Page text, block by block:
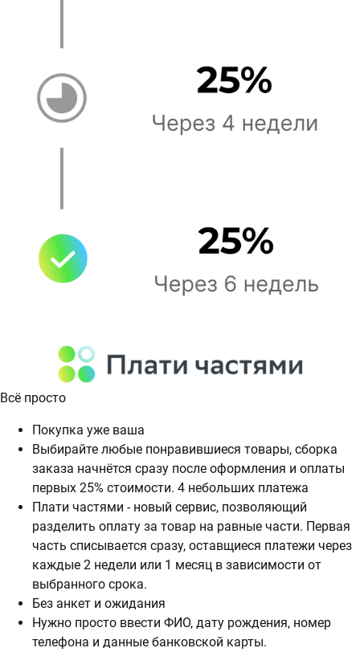
Всё просто
Покупка уже ваша
Выбирайте любые понравившиеся товары, сборка
заказа начнётся сразу после оформления и оплаты
первых 25% стоимости. 4 небольших платежа
Плати частями - новый сервис, позволяющий
разделить оплату за товар на равные части. Первая
часть списывается сразу, оставщиеся платежи через
каждые 2 недели или 1 месяц в зависимости от
выбранного срока.
Без анкет и ожидания
Нужно просто ввести ФИО, дату рождения, номер
телефона и данные банковской карты.